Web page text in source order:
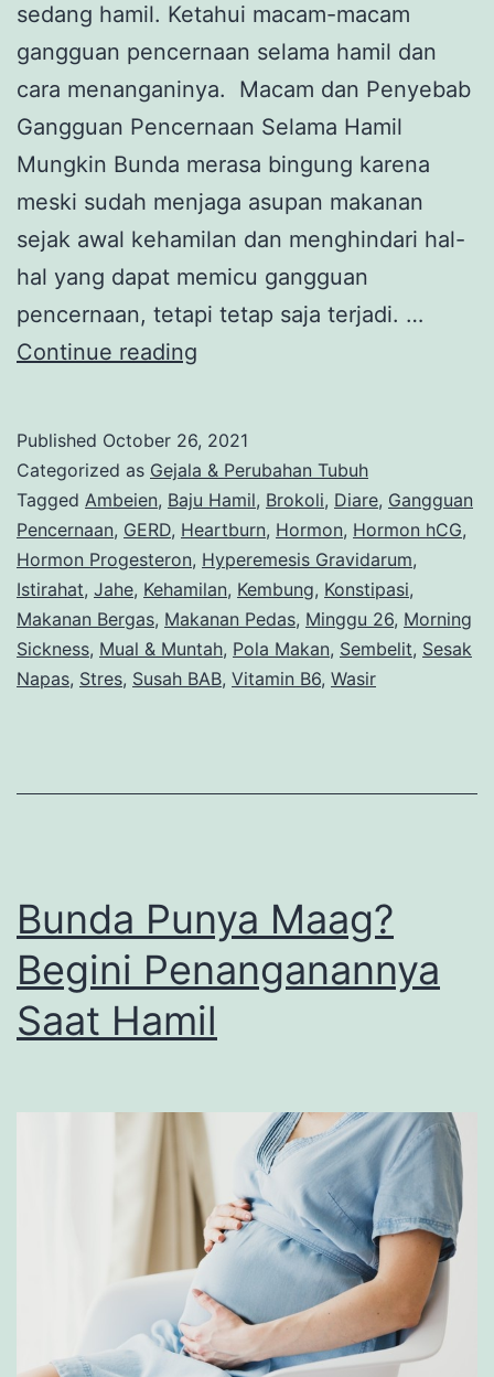
sedang hamil. Ketahui macam-macam
gangguan pencernaan selama hamil dan
cara menanganinya. Macam dan Penyebab
Gangguan Pencernaan Selama Hamil
Mungkin Bunda merasa bingung karena
meski sudah menjaga asupan makanan
sejak awal kehamilan dan menghindari hal-
hal yang dapat memicu gangguan
pencernaan, tetapi tetap saja terjadi. …
Continue reading
yang
Bisa
Terjadi
Saat
Hamil
Published October 26, 2021
Categorized as Gejala & Perubahan Tubuh
Tagged Ambeien, Baju Hamil, Brokoli, Diare, Gangguan
Pencernaan, GERD, Heartburn, Hormon, Hormon hCG,
Hormon Progesteron, Hyperemesis Gravidarum,
Istirahat, Jahe, Kehamilan, Kembung, Konstipasi,
Makanan Bergas, Makanan Pedas, Minggu 26, Morning
Sickness, Mual & Muntah, Pola Makan, Sembelit, Sesak
Napas, Stres, Susah BAB, Vitamin B6, Wasir
Bunda Punya Maag?
Begini Penanganannya
Saat Hamil